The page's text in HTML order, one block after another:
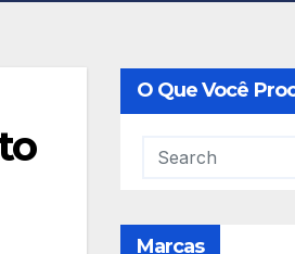
O Que Você
Marcas